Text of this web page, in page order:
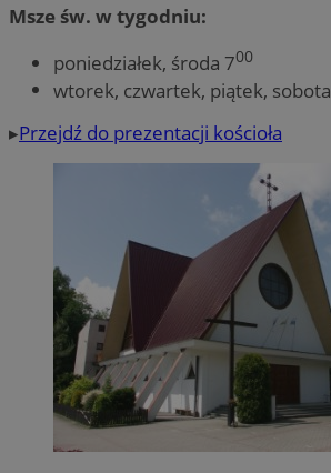
Msze św. w tygodniu:
poniedziałek, środa 700
wtorek, czwartek, piątek,
▸Przejdź do prezentacji kościoła